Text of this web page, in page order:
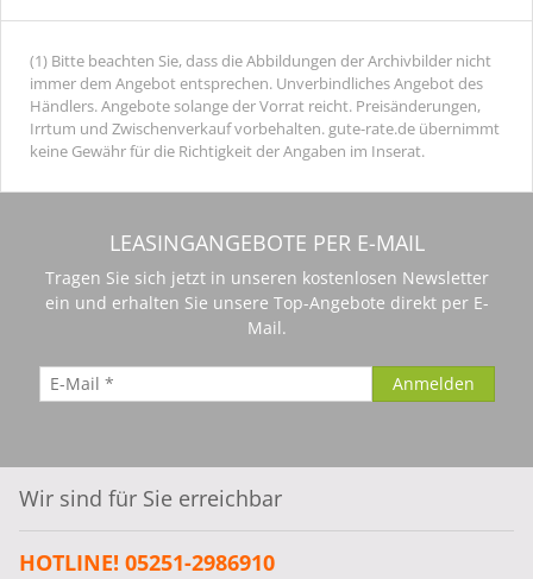
(1) Bitte beachten Sie, dass die Abbildungen der Archivbilder nicht
immer dem Angebot entsprechen. Unverbindliches Angebot des
Händlers. Angebote solange der Vorrat reicht. Preisänderungen,
Irrtum und Zwischenverkauf vorbehalten. gute-rate.de übernimmt
keine Gewähr für die Richtigkeit der Angaben im Inserat.
LEASINGANGEBOTE PER E-MAIL
Tragen Sie sich jetzt in unseren kostenlosen Newsletter
ein und erhalten Sie unsere Top-Angebote direkt per E-
Mail.
Wir sind für Sie erreichbar
HOTLINE! 05251-2986910